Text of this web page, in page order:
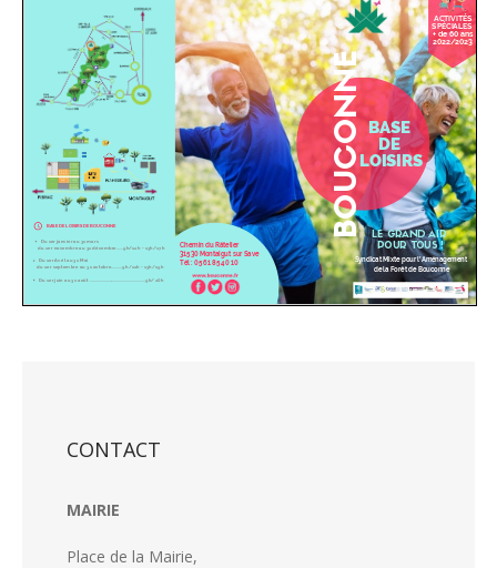
CONTACT
MAIRIE
Place de la Mairie,